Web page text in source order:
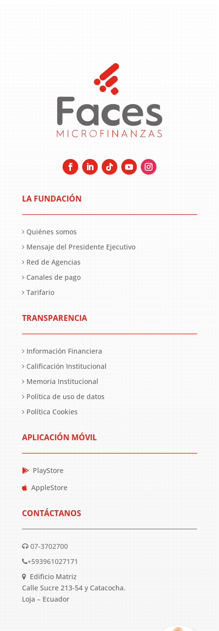
LA FUNDACIÓN
Quiénes somos
Mensaje del Presidente Ejecutivo
Red de Agencias
Canales de pago
Tarifario
TRANSPARENCIA
Información Financiera
Calificación Institucional
Memoria Institucional
Política de uso de datos
Política Cookies
APLICACIÓN MÓVIL
PlayStore
AppleStore
CONTÁCTANOS
07-3702700
+593961027171
Edificio Matriz
Calle Sucre 213-54 y Catacocha.
Loja – Ecuador